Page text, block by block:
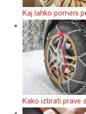
Kaj lahko pomeni
Kako izbrati prave